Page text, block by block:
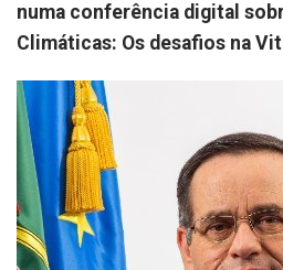
numa conferência digital
Climáticas: Os desafios na